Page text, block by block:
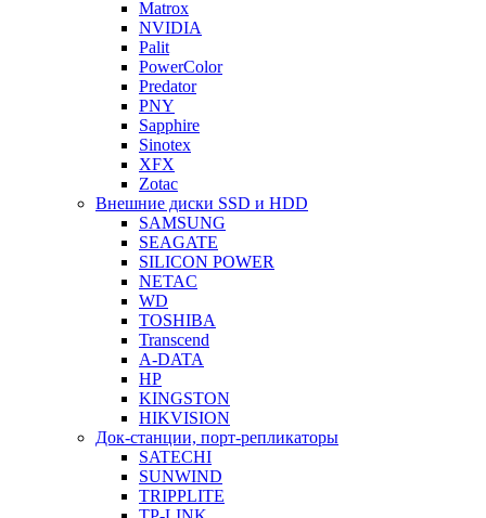
Matrox
NVIDIA
Palit
PowerColor
Predator
PNY
Sapphire
Sinotex
XFX
Zotac
Внешние диски SSD и HDD
SAMSUNG
SEAGATE
SILICON POWER
NETAC
WD
TOSHIBA
Transcend
A-DATA
HP
KINGSTON
HIKVISION
Док-станции, порт-репликаторы
SATECHI
SUNWIND
TRIPPLITE